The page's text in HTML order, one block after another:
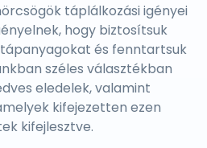
táplálkozási igényei
hogy biztosítsuk
és fenntartsuk
széles választékban
eledelek, valamint
kifejezetten ezen
kifejlesztve.